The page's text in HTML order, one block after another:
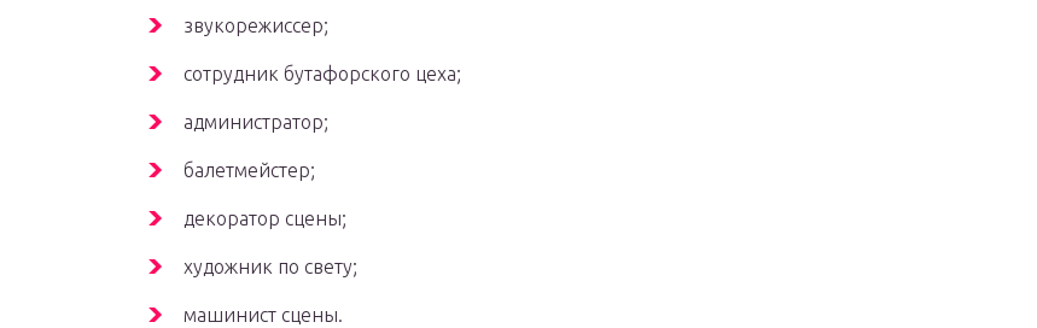
звукорежиссер;
сотрудник бутафорского цеха;
администратор;
балетмейстер;
декоратор сцены;
художник по свету;
машинист сцены.